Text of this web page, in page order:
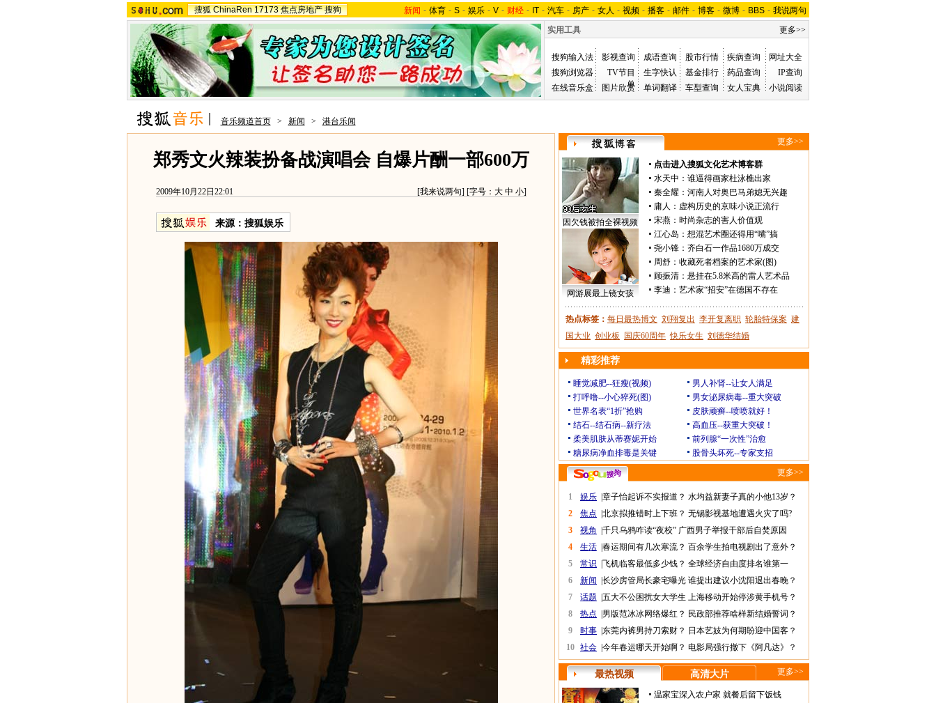
搜狐 ChinaRen 17173 焦点房地产 搜狗 新闻 - 体育 - S - 娱乐 - V - 财经 - IT - 汽车 - 房产 - 女人 - 视频 - 播客 - 邮件 - 博客 - 微博 - BBS - 我说两句
实用工具
更多>>
搜狗输入法 影视查询 成语查询 股市行情 疾病查询
网址大全
搜狗浏览器
TV节目
单
生字快认 基金排行 药品查询
IP查询
在线音乐盒
图片欣赏 单词翻译 车型查询 女人宝典 小说阅读
音乐频道首页 > 新闻 > 港台乐闻
郑秀文火辣装扮备战演唱会 自爆片酬一部600万
2009年10月22日22:01 [我来说两句] [字号： 大 中 小]
来源： 搜狐娱乐
更多>>
因欠钱被拍全裸视频
网游展最上镜女孩
点击进入搜狐文化艺术博客群
水天中 ： 谁逼得画家杜泳樵出家
秦全耀 ： 河南人对奥巴马弟媳无兴趣
庸人 ： 虚构历史的京味小说正流行
宋燕 ： 时尚杂志的害人价值观
江心岛 ： 想混艺术圈还得用“嘴”搞
尧小锋 ： 齐白石一作品1680万成交
周舒 ： 收藏死者档案的艺术家(图)
顾振清 ： 悬挂在5.8米高的雷人艺术品
李迪 ： 艺术家“招安”在德国不存在
热点标签： 每日最热博文 刘翔复出 李开复离职 轮胎特保案 建
国大业 创业板 国庆60周年 快乐女生 刘德华结婚
精彩推荐
睡觉减肥--狂瘦(视频)
男人补肾--让女人满足
打呼噜--小心猝死(图)
男女泌尿病毒--重大突破
世界名表“1折”抢购
皮肤顽癣--喷喷就好！
结石--结石病--新疗法
高血压--获重大突破！
柔美肌肤从蒂赛妮开始
前列腺“一次性”治愈
糖尿病净血排毒是关键
股骨头坏死--专家支招
更多>>
1 娱乐 章子怡起诉不实报道？ 水均益新妻子真的小他13岁？
2
焦点 北京拟推错时上下班？ 无锡影视基地遭遇火灾了吗?
3
视角 千只乌鸦咋读“夜校” 广西男子举报干部后自焚原因
4
生活 春运期间有几次寒流？ 百余学生拍电视剧出了意外？
5
常识 飞机临客最低多少钱？ 全球经济自由度排名谁第一
6
新闻 长沙房管局长豪宅曝光 谁提出建议小沈阳退出春晚？
7
话题 五大不公困扰女大学生 上海移动开始停涉黄手机号？
8
热点 男版范冰冰网络爆红？ 民政部推荐啥样新结婚誓词？
9
时事 东莞内裤男持刀索财？ 日本艺妓为何期盼迎中国客？
10 社会 今年春运哪天开始啊？ 电影局强行撤下《阿凡达》？
最热视频 高清大片 更多>>
温家宝深入农户家 就餐后留下饭钱